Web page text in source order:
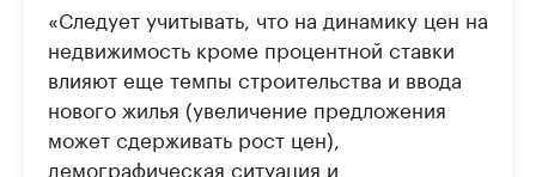
«Следует учитывать, что на динамику цен на
недвижимость кроме процентной ставки
влияют еще темпы строительства и ввода
нового жилья (увеличение предложения
может сдерживать рост цен),
демографическая ситуация и